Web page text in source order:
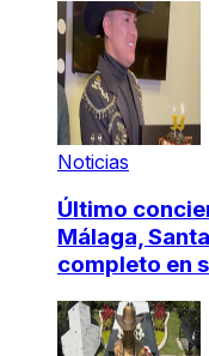
Noticias
Último
Málaga,
completo en